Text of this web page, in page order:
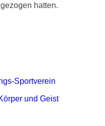
hatten.
Sportverein
und Geist